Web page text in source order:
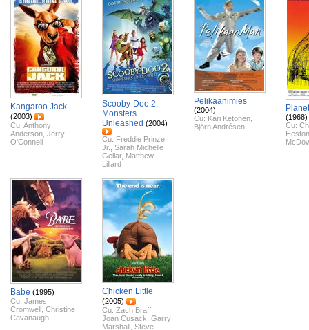
Kangaroo Jack
(2003)
Cu: Anthony
Anderson Jerry
O'Connell
Scooby-Doo 2:
Monsters
Unleashed (2004)
Cu: Freddie Prinze
Jr.
Sarah Michelle
Gellar, Matthew
Lillard
Pelikaanimies
(2004)
Cu: Kari Ketonen
Björn Andrésen
(1968)
Cu:
Heston
Babe (1995)
Cu: James
Cromwell Christine
Cavanaugh
Chicken Little
(2005)
Cu: Zach Braff
Joan Cusack Garry
Marshall Steve